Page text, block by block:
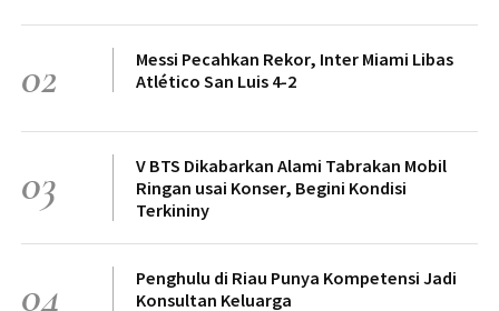
02
Messi Pecahkan Rekor, Inter Miami Libas
Atlético San Luis 4-2
03
V BTS Dikabarkan Alami Tabrakan Mobil
Ringan usai Konser, Begini Kondisi
Terkininy
04
Penghulu di Riau Punya Kompetensi Jadi
Konsultan Keluarga